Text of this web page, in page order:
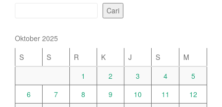
Cari
Oktober 2025
S
S R K J S
M
1
2 3 4
5
6
7 8 9 10 11
12